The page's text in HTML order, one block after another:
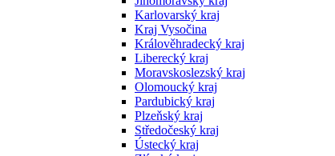
Karlovarský kraj
Kraj Vysočina
Králověhradecký kraj
Liberecký kraj
Moravskoslezský kraj
Olomoucký kraj
Pardubický kraj
Plzeňský kraj
Středočeský kraj
Ústecký kraj